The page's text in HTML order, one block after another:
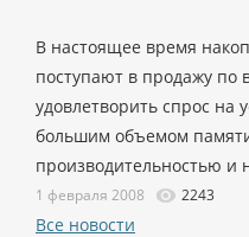
В настоящее время
поступают в продажу по
удовлетворить спрос на
большим объемом
производительностью и
1 февраля 2008 2243
Все новости